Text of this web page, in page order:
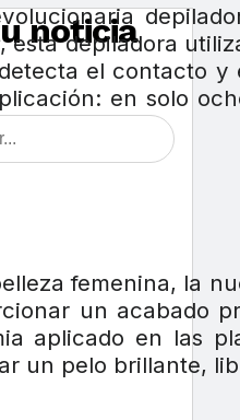
noticia
esta depiladora
el contacto
en solo
femenina, la
un acabado
aplicado en las
un pelo brillante,